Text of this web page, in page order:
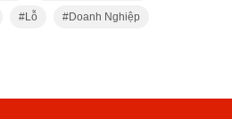
Lỗ Doanh Nghiệp